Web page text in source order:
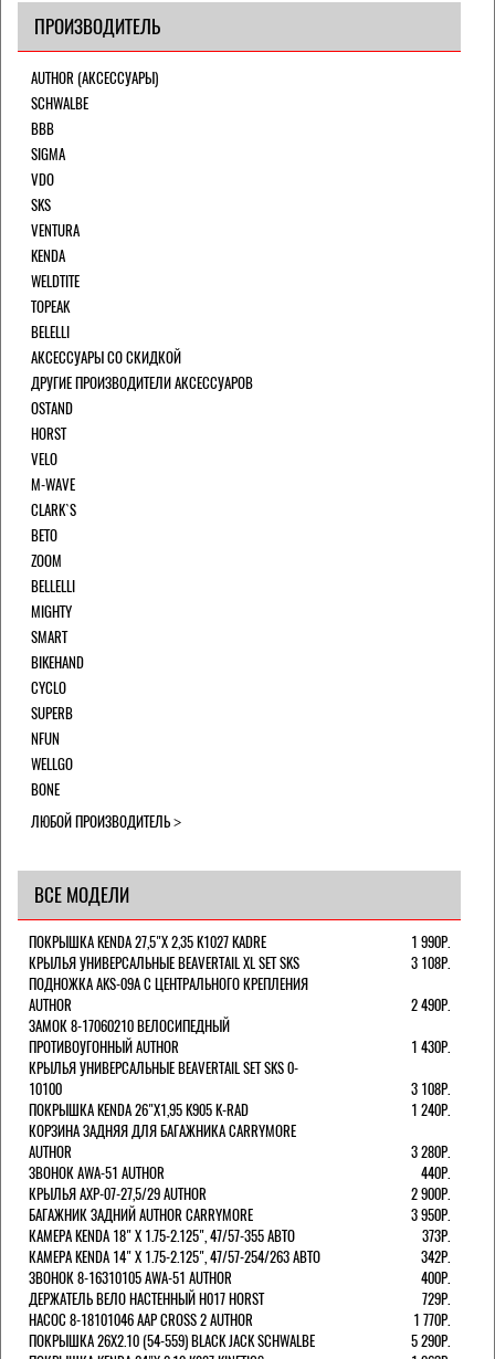
ПРОИЗВОДИТЕЛЬ
AUTHOR (АКСЕССУАРЫ)
SCHWALBE
BBB
SIGMA
VDO
SKS
VENTURA
KENDA
WELDTITE
TOPEAK
BELELLI
АКСЕССУАРЫ СО СКИДКОЙ
ДРУГИЕ ПРОИЗВОДИТЕЛИ АКСЕССУАРОВ
OSTAND
HORST
VELO
M-WAVE
CLARK`S
BETO
ZOOM
BELLELLI
MIGHTY
SMART
BIKEHAND
CYCLO
SUPERB
NFUN
WELLGO
BONE
ЛЮБОЙ ПРОИЗВОДИТЕЛЬ
ВСЕ МОДЕЛИ
ПОКРЫШКА KENDA 27,5"Х 2,35 K1027 KADRE
1 990Р.
КРЫЛЬЯ УНИВЕРСАЛЬНЫЕ BEAVERTAIL XL SET SKS
3 108Р.
ПОДНОЖКА AKS-09A C ЦЕНТРАЛЬНОГО КРЕПЛЕНИЯ
AUTHOR
2 490Р.
ЗАМОК 8-17060210 ВЕЛОСИПЕДНЫЙ
ПРОТИВОУГОННЫЙ AUTHOR
1 430Р.
КРЫЛЬЯ УНИВЕРСАЛЬНЫЕ BEAVERTAIL SET SKS 0-
10100
3 108Р.
ПОКРЫШКА KENDA 26"Х1,95 K905 K-RAD
1 240Р.
КОРЗИНА ЗАДНЯЯ ДЛЯ БАГАЖНИКА CARRYMORE
AUTHOR
3 280Р.
ЗВОНОК AWA-51 AUTHOR
440Р.
КРЫЛЬЯ AXP-07-27,5/29 AUTHOR
2 900Р.
БАГАЖНИК ЗАДНИЙ AUTHOR CARRYMORE
3 950Р.
КАМЕРА KENDA 18" Х 1.75-2.125", 47/57-355 АВТО
373Р.
КАМЕРА KENDA 14" Х 1.75-2.125", 47/57-254/263 АВТО
342Р.
ЗВОНОК 8-16310105 AWA-51 AUTHOR
400Р.
ДЕРЖАТЕЛЬ ВЕЛО НАСТЕННЫЙ H017 HORST
729Р.
НАСОС 8-18101046 AAP CROSS 2 AUTHOR
1 770Р.
ПОКРЫШКА 26X2.10 (54-559) BLACK JACK SCHWALBE
5 290Р.